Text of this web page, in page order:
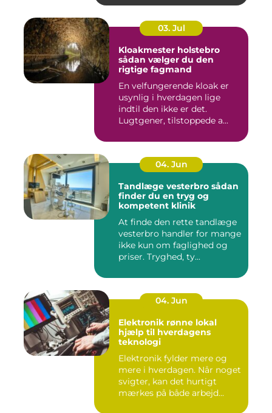
03. Jul
Kloakmester holstebro
sådan vælger du den
rigtige fagmand
En velfungerende kloak er
usynlig i hverdagen lige
indtil den ikke er det.
Lugtgener, tilstoppede a...
04. Jun
Tandlæge vesterbro sådan
finder du en tryg og
kompetent klinik
At finde den rette tandlæge
vesterbro handler for mange
ikke kun om faglighed og
priser. Tryghed, ty...
04. Jun
Elektronik rønne lokal
hjælp til hverdagens
teknologi
Elektronik fylder mere og
mere i hverdagen. Når noget
svigter, kan det hurtigt
mærkes på både arbejd...